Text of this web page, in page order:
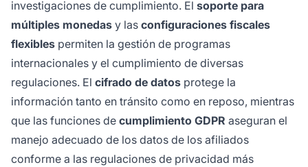
investigaciones de cumplimiento. El soporte para
múltiples monedas y las configuraciones fiscales
flexibles permiten la gestión de programas
internacionales y el cumplimiento de diversas
regulaciones. El cifrado de datos protege la
información tanto en tránsito como en reposo, mientras
que las funciones de cumplimiento GDPR aseguran el
manejo adecuado de los datos de los afiliados
conforme a las regulaciones de privacidad más